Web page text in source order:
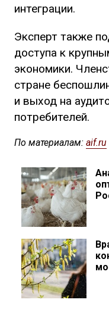
интеграции.
Эксперт также
доступа к
экономики.
стране
и выход на
потребителей.
По материалам: aif.ru